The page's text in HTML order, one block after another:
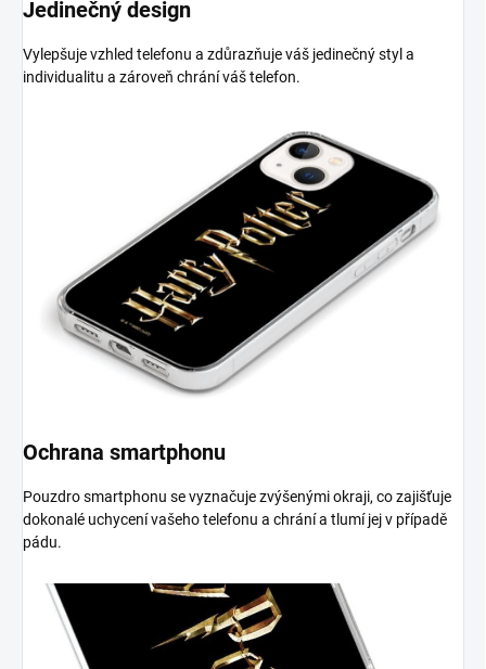
Jedinečný design
Vylepšuje vzhled telefonu a zdůrazňuje váš jedinečný styl a
individualitu a zároveň chrání váš telefon.
Ochrana smartphonu
Pouzdro smartphonu se vyznačuje zvýšenými okraji, co zajišťuje
dokonalé uchycení vašeho telefonu a chrání a tlumí jej v případě
pádu.